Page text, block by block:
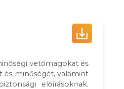
vetőmagokat és
és minőségét, valamint
előírásoknak.